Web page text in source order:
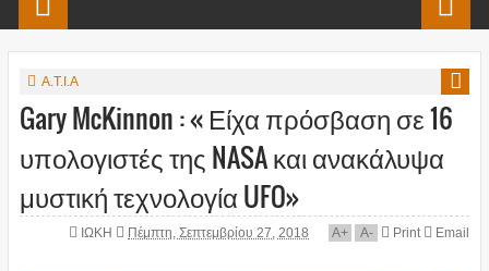
Α.Τ.Ι.Α
Gary McKinnon : « Είχα πρόσβαση σε 16
υπολογιστές της NASA και ανακάλυψα
μυστική τεχνολογία UFO»
ΙΩΚΗ Πέμπτη, Σεπτεμβρίου 27, 2018 A+ A- Print Email